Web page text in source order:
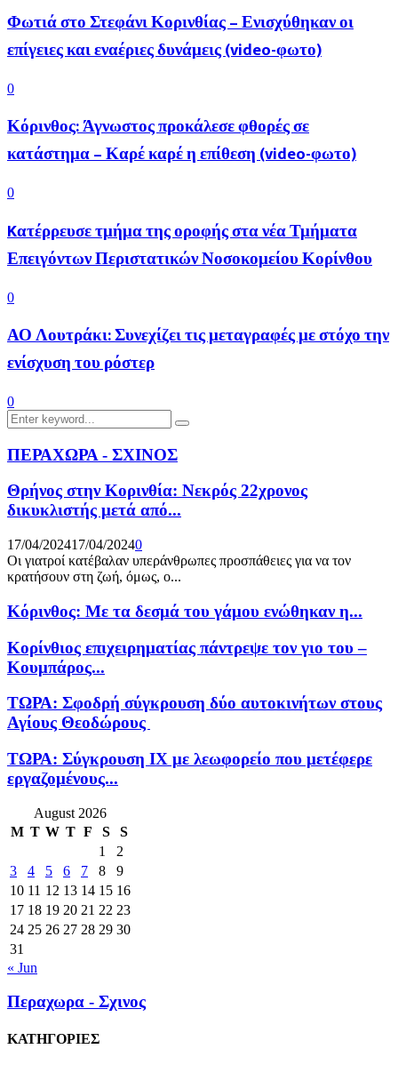
Φωτιά στο Στεφάνι Κορινθίας – Ενισχύθηκαν οι
επίγειες και εναέριες δυνάμεις (video-φωτο)
0
Κόρινθος: Άγνωστος προκάλεσε φθορές σε
κατάστημα – Καρέ καρέ η επίθεση (video-φωτο)
0
Kατέρρευσε τμήμα της οροφής στα νέα Τμήματα
Επειγόντων Περιστατικών Νοσοκομείου Κορίνθου
0
ΑΟ Λουτράκι: Συνεχίζει τις μεταγραφές με στόχο την
ενίσχυση του ρόστερ
0
Search
for:
Search
ΠΕΡΑΧΩΡΑ - ΣΧΙΝΟΣ
Θρήνος στην Κορινθία: Νεκρός 22χρονος
δικυκλιστής μετά από...
17/04/202417/04/20240
Οι γιατροί κατέβαλαν υπεράνθρωπες προσπάθειες για να τον
κρατήσουν στη ζωή, όμως, ο...
Κόρινθος: Με τα δεσμά του γάμου ενώθηκαν η...
Κορίνθιος επιχειρηματίας πάντρεψε τον γιο του –
Κουμπάρος...
ΤΩΡΑ: Σφοδρή σύγκρουση δύο αυτοκινήτων στους
Αγίους Θεοδώρους
ΤΩΡΑ: Σύγκρουση ΙΧ με λεωφορείο που μετέφερε
εργαζομένους...
August 2026
M T W T F S
S
1
2
3
4 5 6 7 8
9
10 11 12 13 14 15 16
17 18 19 20 21 22 23
24 25 26 27 28 29 30
31
« Jun
Περαχωρα - Σχινος
ΚΑΤΗΓΟΡΙΕΣ